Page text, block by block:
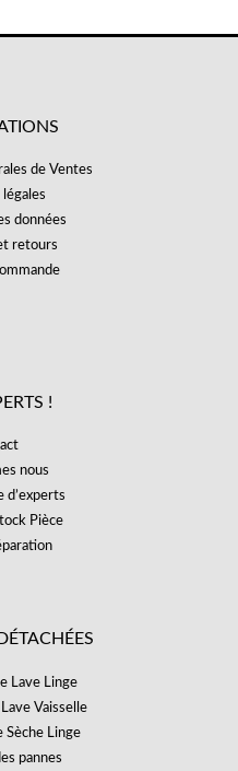
de Ventes
données
retours
!
nous
d’experts
Pièce
Lave Linge
Vaisselle
Sèche Linge
pannes